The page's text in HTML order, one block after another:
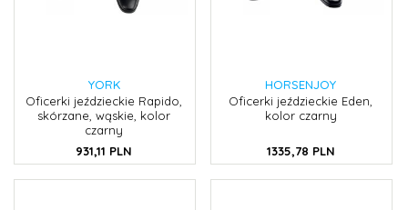
YORK
Oficerki jeździeckie Rapido,
skórzane, wąskie, kolor
czarny
931,11 PLN
HORSENJOY
Oficerki jeździeckie Eden,
kolor czarny
1335,78 PLN